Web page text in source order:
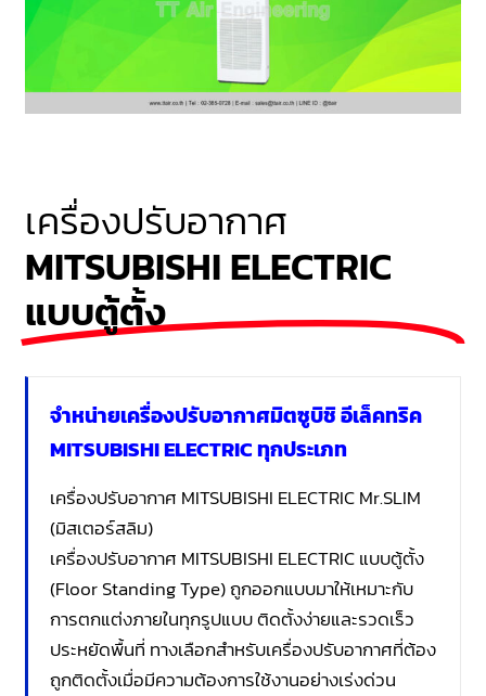
เครื่องปรับอากาศ
MITSUBISHI ELECTRIC
แบบตู้ตั้ง
จำหน่ายเครื่องปรับอากาศมิตซูบิชิ อีเล็คทริค
MITSUBISHI ELECTRIC ทุกประเภท
เครื่องปรับอากาศ MITSUBISHI ELECTRIC Mr.SLIM
(มิสเตอร์สลิม)
เครื่องปรับอากาศ MITSUBISHI ELECTRIC แบบตู้ตั้ง
(Floor Standing Type) ถูกออกแบบมาให้เหมาะกับ
การตกแต่งภายในทุกรูปแบบ ติดตั้งง่ายและรวดเร็ว
ประหยัดพื้นที่ ทางเลือกสำหรับเครื่องปรับอากาศที่ต้อง
ถูกติดตั้งเมื่อมีความต้องการใช้งานอย่างเร่งด่วน